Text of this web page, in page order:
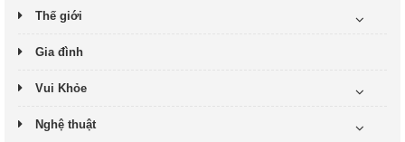
Thế giới
Gia đình
Vui Khỏe
Nghệ thuật